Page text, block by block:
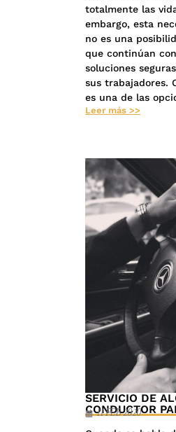
totalmente las
embargo, esta
no es una
que continúan
soluciones
sus trabajadores.
es una de las
Leer más >>
SERVICIO DE
CONDUCTOR
11 FEB 2020